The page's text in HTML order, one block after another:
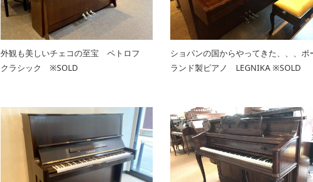
外観も美しいチェコの至宝 ペトロフ
クラシック ※SOLD
ショパンの国からやってきた、、、ポ
ランド製ピアノ LEGNIKA ※SOLD